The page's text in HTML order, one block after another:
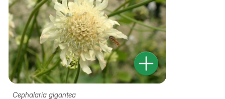
Cephalaria gigantea